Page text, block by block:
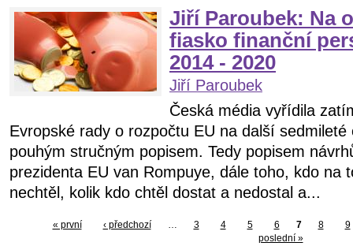
Jiří Paroubek: Na
fiasko finanční
2014 - 2020
Jiří Paroubek
Česká média vyřídila
Evropské rady o rozpočtu EU na další
pouhým stručným popisem. Tedy popisem
prezidenta EU van Rompuye, dále toho, kdo na
nechtěl, kolik kdo chtěl dostat a nedostal a...
« první ‹ předchozí … 3 4 5 6 7 8
9
poslední »